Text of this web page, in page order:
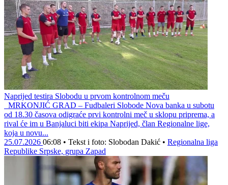
Naprijed testira Slobodu u prvom kontrolnom meču
MRKONJIĆ GRAD – Fudbaleri Slobode Nova banka u subotu
od 18.30 časova odigraće prvi kontrolni meč u sklopu priprema, a
rival će im u Banjaluci biti ekipa Naprijed, član Regionalne lige,
koja u novu...
25.07.2026 06:08 • Tekst i foto: Slobodan Dakić • Regionalna liga
Republike Srpske, grupa Zapad